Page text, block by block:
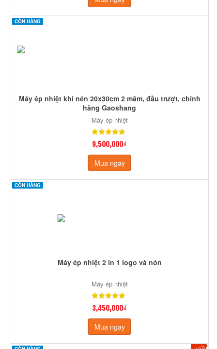
CÒN HÀNG
Máy ép nhiệt khí nén 20x30cm 2 mâm, đầu trượt, chính
hãng Gaoshang
Máy ép nhiệt
9,500,000₫
Mua ngay
CÒN HÀNG
Máy ép nhiệt 2 in 1 logo và nón
Máy ép nhiệt
3,450,000₫
Mua ngay
%